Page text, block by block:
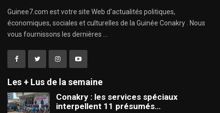
Guinee7.com est votre site Web d'actualités politiques,
économiques, sociales et culturelles de la Guinée Conakry . Nous
vous fournissons les dernières ...
Les + Lus de la semaine
Conakry : les services spéciaux
interpellent 11 présumés…